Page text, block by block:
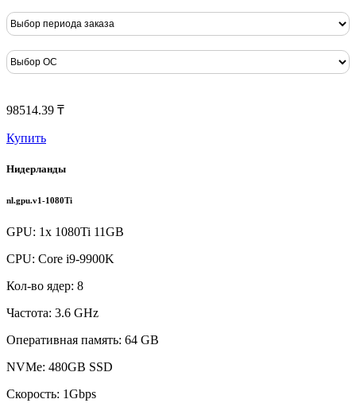
98514.39 ₸
Купить
Нидерланды
nl.gpu.v1-1080Ti
GPU: 1x 1080Ti 11GB
CPU: Core i9-9900K
Кол-во ядер: 8
Частота: 3.6 GHz
Оперативная память: 64 GB
NVMe: 480GB SSD
Скорость: 1Gbps